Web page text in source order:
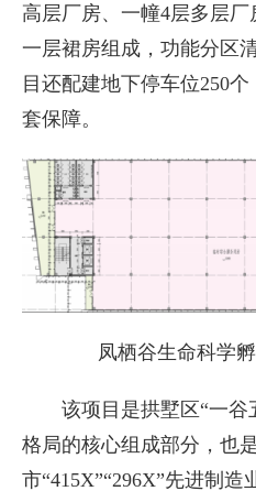
高层厂房、一幢4层多层
一层裙房组成，功能分区
目还配建地下停车位250
套保障。
凤栖谷生命科学
该项目是拱墅区“一谷
格局的核心组成部分，也
市“415X”“296X”先进制造